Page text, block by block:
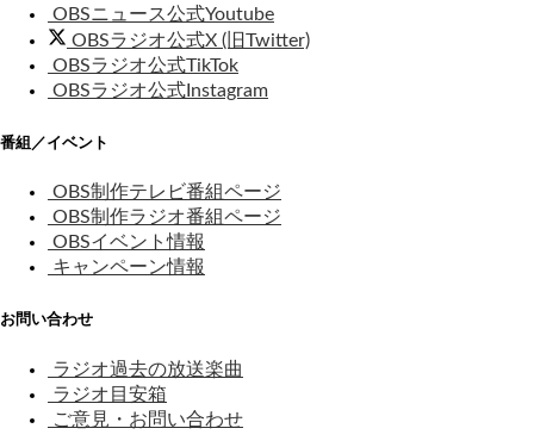
OBSニュース公式Youtube
OBSラジオ公式X (旧Twitter)
OBSラジオ公式TikTok
OBSラジオ公式Instagram
番組／イベント
OBS制作テレビ番組ページ
OBS制作ラジオ番組ページ
OBSイベント情報
キャンペーン情報
お問い合わせ
ラジオ過去の放送楽曲
ラジオ目安箱
ご意見・お問い合わせ